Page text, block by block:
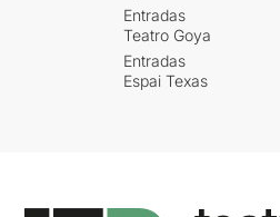
Entradas
Teatro Goya
Entradas
Espai Texas